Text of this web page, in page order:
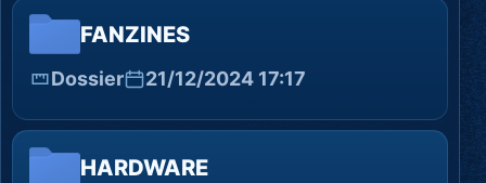
FANZINES
Dossier 21/12/2024 17:17
HARDWARE